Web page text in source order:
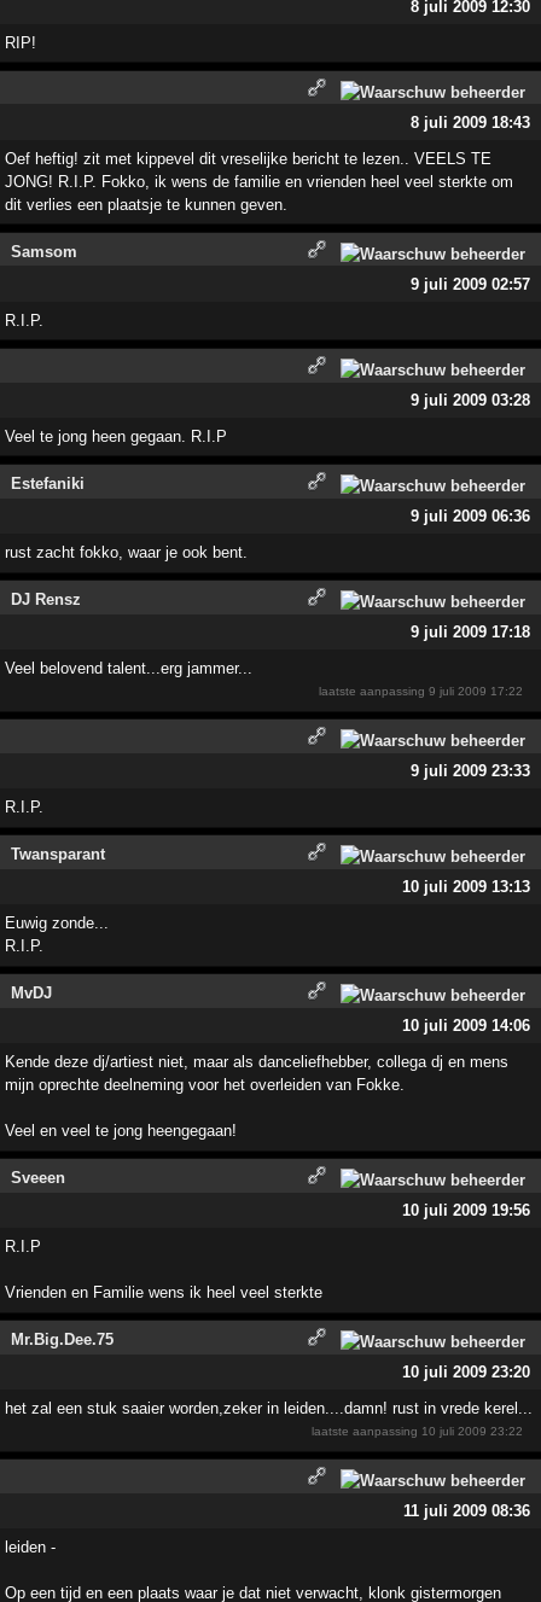
8 juli 2009 12:30
RIP!
8 juli 2009 18:43
Oef heftig! zit met kippevel dit vreselijke bericht te lezen.. VEELS TE
JONG! R.I.P. Fokko, ik wens de familie en vrienden heel veel sterkte om
dit verlies een plaatsje te kunnen geven.
Samsom
9 juli 2009 02:57
R.I.P.
9 juli 2009 03:28
Veel te jong heen gegaan. R.I.P
Estefaniki
9 juli 2009 06:36
rust zacht fokko, waar je ook bent.
DJ Rensz
9 juli 2009 17:18
Veel belovend talent...erg jammer...
laatste aanpassing9 juli 2009 17:22
9 juli 2009 23:33
R.I.P.
Twansparant
10 juli 2009 13:13
Euwig zonde...
R.I.P.
MvDJ
10 juli 2009 14:06
Kende deze dj/artiest niet, maar als danceliefhebber, collega dj en mens
mijn oprechte deelneming voor het overleiden van Fokke.
Veel en veel te jong heengegaan!
Sveeen
10 juli 2009 19:56
R.I.P
Vrienden en Familie wens ik heel veel sterkte
Mr.Big.Dee.75
10 juli 2009 23:20
het zal een stuk saaier worden,zeker in leiden....damn! rust in vrede kerel...
laatste aanpassing 10 juli 2009 23:22
11 juli 2009 08:36
leiden -
Op een tijd en een plaats waar je dat niet verwacht, klonk gistermorgen